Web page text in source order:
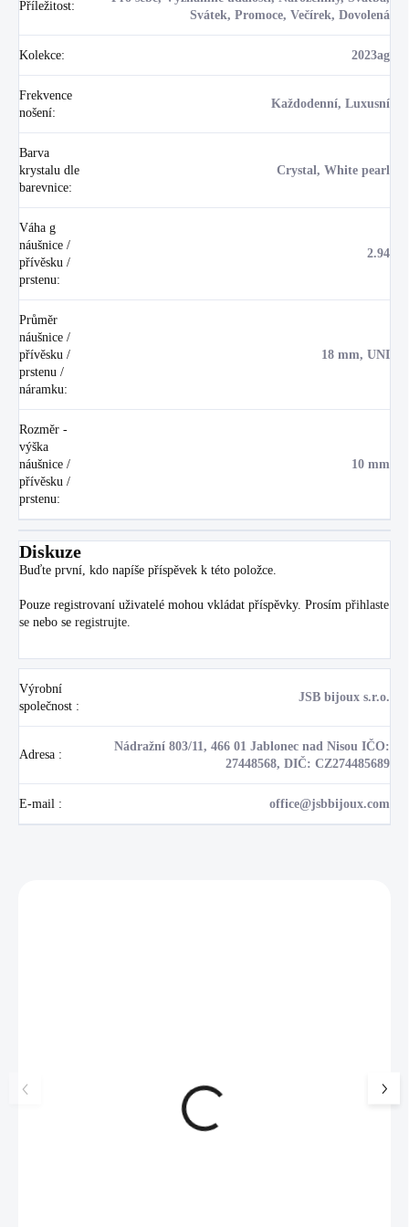
Příležitost:
Svátek, Promoce, Večírek, Dovolená
Kolekce: 2023ag
Frekvence
nošení:
Každodenní, Luxusní
Barva
krystalu dle
barevnice:
Crystal, White pearl
Váha g
náušnice /
přívěsku /
prstenu:
2.94
Průměr
náušnice /
přívěsku /
prstenu /
náramku:
18 mm, UNI
Rozměr -
výška
náušnice /
přívěsku /
prstenu:
10 mm
Diskuze
Buďte první, kdo napíše příspěvek k této položce.
Pouze registrovaní uživatelé mohou vkládat příspěvky. Prosím přihlaste
se nebo se registrujte
Výrobní
společnost :
JSB bijoux s.r.o.
Adresa :
Nádražní 803/11, 466 01 Jablonec nad Nisou IČO:
27448568, DIČ: CZ274485689
E-mail : office@jsbbijoux.com